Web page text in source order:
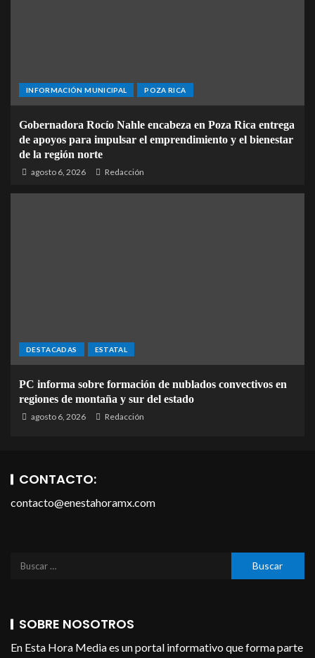
INFORMACIÓN MUNICIPAL POZA RICA
Gobernadora Rocío Nahle encabeza en Poza Rica entrega
de apoyos para impulsar el emprendimiento y el bienestar
de la región norte
agosto 6, 2026 Redacción
DESTACADAS ESTATAL
PC informa sobre formación de nublados convectivos en
regiones de montaña y sur del estado
agosto 6, 2026 Redacción
CONTACTO:
contacto@enestahoramx.com
SOBRE NOSOTROS
En Esta Hora Media es un portal informativo que forma parte